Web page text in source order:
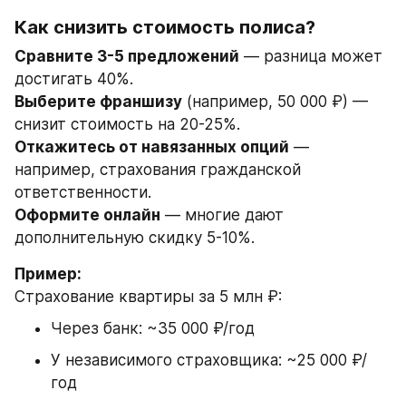
Как снизить стоимость полиса?
Сравните 3-5 предложений — разница может
достигать 40%.
Выберите франшизу (например, 50 000 ₽) —
снизит стоимость на 20-25%.
Откажитесь от навязанных опций —
например, страхования гражданской
ответственности.
Оформите онлайн — многие дают
дополнительную скидку 5-10%.
Пример:
Страхование квартиры за 5 млн ₽:
Через банк: ~35 000 ₽/год
У независимого страховщика: ~25 000 ₽/
год